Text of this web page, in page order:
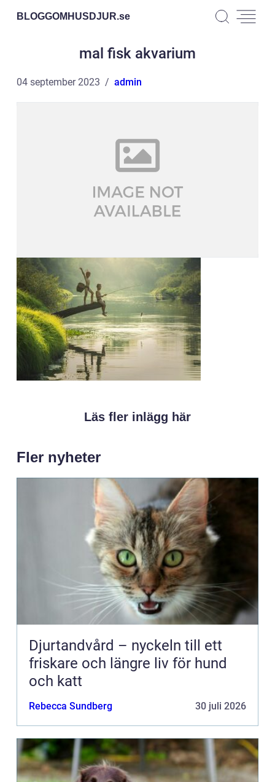
BLOGGOMHUSDJUR.se
mal fisk akvarium
04 september 2023 admin
Läs fler inlägg här
Fler nyheter
Djurtandvård – nyckeln till ett
friskare och längre liv för hund
och katt
Rebecca Sundberg 30 juli 2026